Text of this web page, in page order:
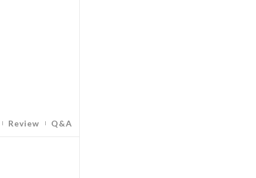
Review Q&A